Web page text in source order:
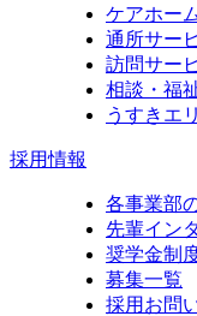
ケアホー
通所サー
訪問サー
相談・福
うすきエ
採用情報
各事業部
先輩イン
奨学金制
募集一覧
採用お問